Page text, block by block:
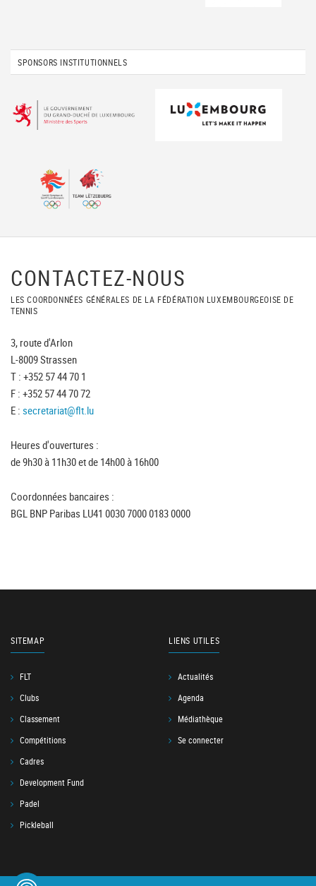
SPONSORS INSTITUTIONNELS
CONTACTEZ-NOUS
LES COORDONNÉES GÉNÉRALES DE LA FÉDÉRATION LUXEMBOURGEOISE DE
TENNIS
3, route d'Arlon
L-8009 Strassen
T : +352 57 44 70 1
F : +352 57 44 70 72
E : secretariat@flt.lu
Heures d'ouvertures :
de 9h30 à 11h30 et de 14h00 à 16h00
Coordonnées bancaires :
BGL BNP Paribas LU41 0030 7000 0183 0000
SITEMAP
FLT
Clubs
Classement
Compétitions
Cadres
Development Fund
Padel
Pickleball
LIENS UTILES
Actualités
Agenda
Médiathèque
Se connecter